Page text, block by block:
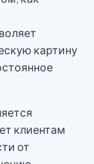
картину
клиентам
от